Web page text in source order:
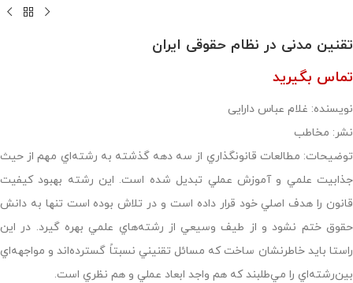
تقنین مدنی در نظام حقوقی ایران
تماس بگیرید
نویسنده: غلام عباس دارایی
نشر: مخاطب
توضیحات: مطالعات قانونگذاري از سه دهه گذشته به رشته‌اي مهم از حيث
جذابيت علمي و آموزش عملي تبديل شده است. اين رشته بهبود كيفيت
قانون را هدف اصلي خود قرار داده است و در تلاش بوده است تنها به دانش
حقوق ختم نشود و از طيف وسيعي از رشته‌هاي علمي بهره گيرد. در اين
راستا بايد خاطرنشان ساخت كه مسائل تقنيني نسبتاً گسترده‌اند و مواجهه‌اي‌
بين‌رشته‌اي را مي‌طلبند كه هم واجد ابعاد عملي و هم نظري است.